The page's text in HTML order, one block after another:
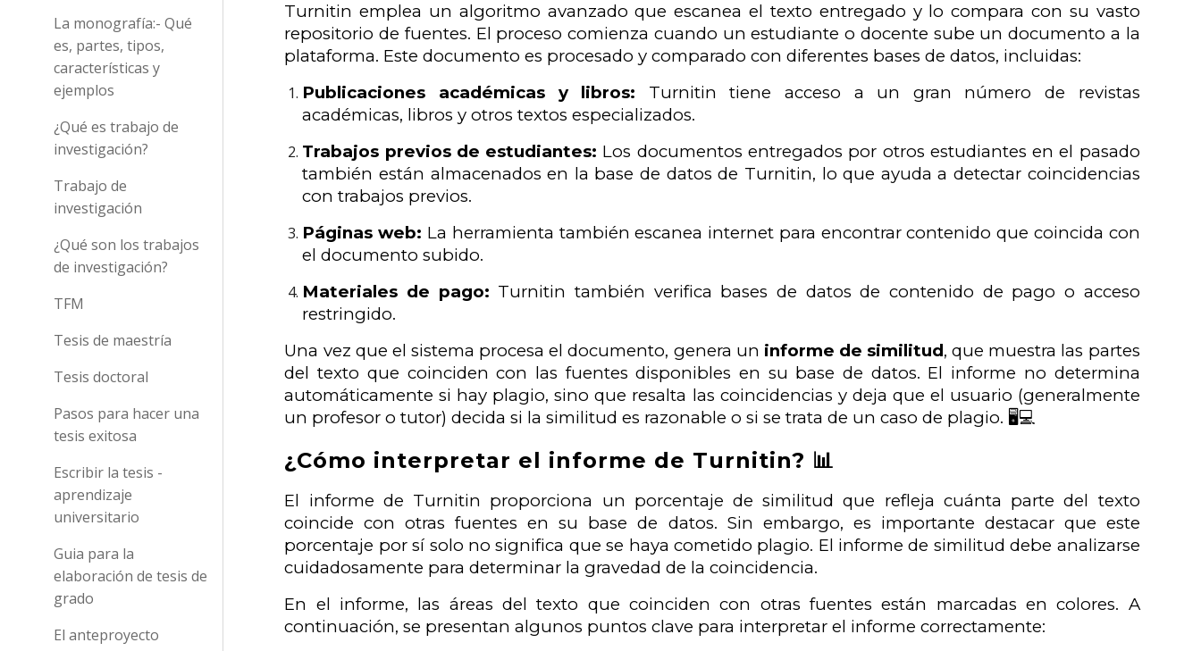
La monografía:- Qué
es, partes, tipos,
características y
ejemplos
¿Qué es trabajo de
investigación?
Trabajo de
investigación
¿Qué son los trabajos
de investigación?
TFM
Tesis de maestría
Tesis doctoral
Pasos para hacer una
tesis exitosa
Escribir la tesis -
aprendizaje
universitario
Guia para la
elaboración de tesis de
grado
El anteproyecto
Turnitin emplea un algoritmo avanzado que escanea el texto entregado y lo compara con su vasto
repositorio de fuentes. El proceso comienza cuando un estudiante o docente sube un documento a la
plataforma. Este documento es procesado y comparado con diferentes bases de datos, incluidas:
Publicaciones académicas y libros: Turnitin tiene acceso a un gran número de revistas
académicas, libros y otros textos especializados.
Trabajos previos de estudiantes: Los documentos entregados por otros estudiantes en el pasado
también están almacenados en la base de datos de Turnitin, lo que ayuda a detectar coincidencias
con trabajos previos.
Páginas web: La herramienta también escanea internet para encontrar contenido que coincida con
el documento subido.
Materiales de pago: Turnitin también verifica bases de datos de contenido de pago o acceso
restringido.
Una vez que el sistema procesa el documento, genera un informe de similitud, que muestra las partes
del texto que coinciden con las fuentes disponibles en su base de datos. El informe no determina
automáticamente si hay plagio, sino que resalta las coincidencias y deja que el usuario (generalmente
un profesor o tutor) decida si la similitud es razonable o si se trata de un caso de plagio. 🖥️💻
¿Cómo interpretar el informe de Turnitin? 📊
El informe de Turnitin proporciona un porcentaje de similitud que refleja cuánta parte del texto
coincide con otras fuentes en su base de datos. Sin embargo, es importante destacar que este
porcentaje por sí solo no significa que se haya cometido plagio. El informe de similitud debe analizarse
cuidadosamente para determinar la gravedad de la coincidencia.
En el informe, las áreas del texto que coinciden con otras fuentes están marcadas en colores. A
continuación, se presentan algunos puntos clave para interpretar el informe correctamente: